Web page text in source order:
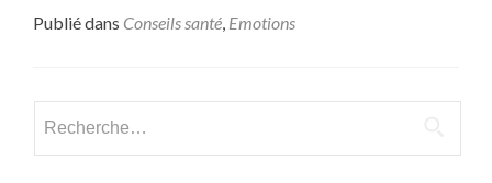
plus
sentez
Publié dans Conseils santé Emotions